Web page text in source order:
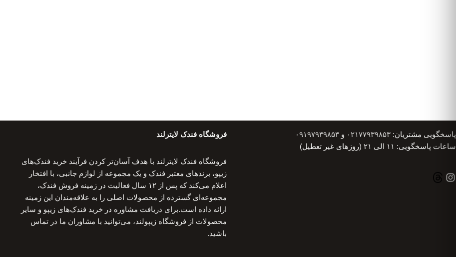
پاسخگویی مشتریان: ۰۲۱۷۷۹۳۹۸۵۳ و ۰۹۱۹۷۹۳۹۸۵۳
ساعات پاسخگویی: ۱۱ الی ۲۱ (روزهای غیر تعطیل)
فروشگاه فندک لایترلند
فروشگاه فندک لایترلند با هدف آسان‌تر کردن فرآیند خرید فندک‌های
زیپو، برندهای معتبر فندک و یک مجموعه از لوازم جانبی، با افتخار
اعلام می‌کند که پس از ۱۲ سال فعالیت در زمینه فروش فندک،
مجموعه‌ای گسترده از محصولات اصلی را به علاقه‌مندان این زمینه
ارائه داده است.برای دریافت مشاوره در خرید فندک‌های زیپو و سایر
محصولات از فروشگاه زیپولند، می‌توانید با مشاوران ما در تماس
باشید.